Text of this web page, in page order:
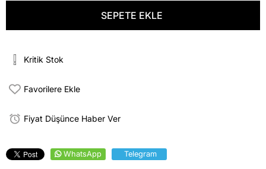
Kritik Stok
Favorilere Ekle
Fiyat Düşünce Haber Ver
WhatsApp Telegram